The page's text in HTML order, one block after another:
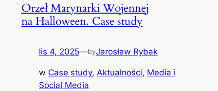
Orzeł Marynarki Wojennej
na Halloween. Case study
lis 4, 2025—byJarosław Rybak
w Case study, Aktualności, Media i
Social Media